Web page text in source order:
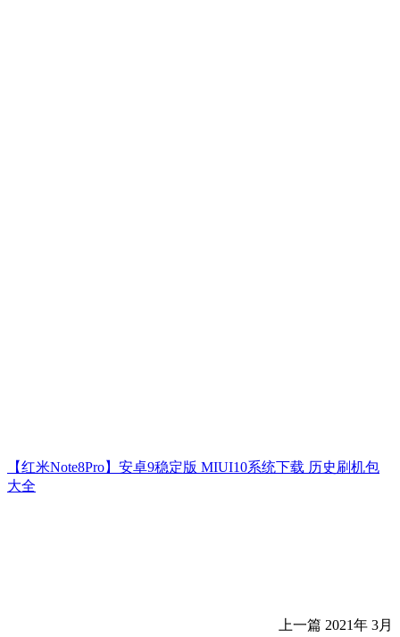
【红米Note8Pro】安卓9稳定版 MIUI10系统下载 历史刷机包
大全
上一篇 2021年 3月